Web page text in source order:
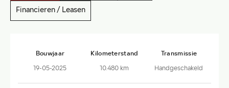
Financieren / Leasen
Bouwjaar
19-05-2025
Kilometerstand
10.480 km
Transmissie
Handgeschakeld